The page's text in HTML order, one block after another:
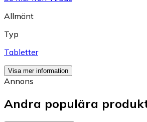
Allmänt
Typ
Tabletter
Visa mer information
Annons
Andra populära